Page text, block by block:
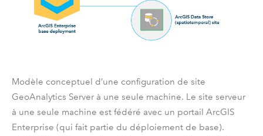
Modèle conceptuel d’une configuration de site
GeoAnalytics Serverà une seule machine. Le site serveur
à une seule machine est fédéré avec un portail ArcGIS
Enterprise (qui fait partie du déploiement de base).